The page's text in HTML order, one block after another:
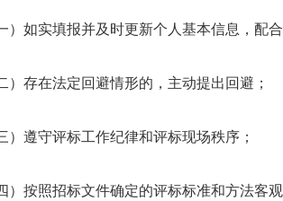
）如实填报并及时更新个人基本信息，配
）存在法定回避情形的，主动提出回避；
）遵守评标工作纪律和评标现场秩序；
）按照招标文件确定的评标标准和方法客